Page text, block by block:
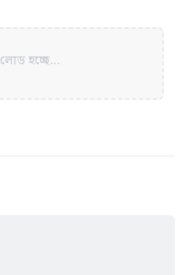
লোড হচ্ছে...